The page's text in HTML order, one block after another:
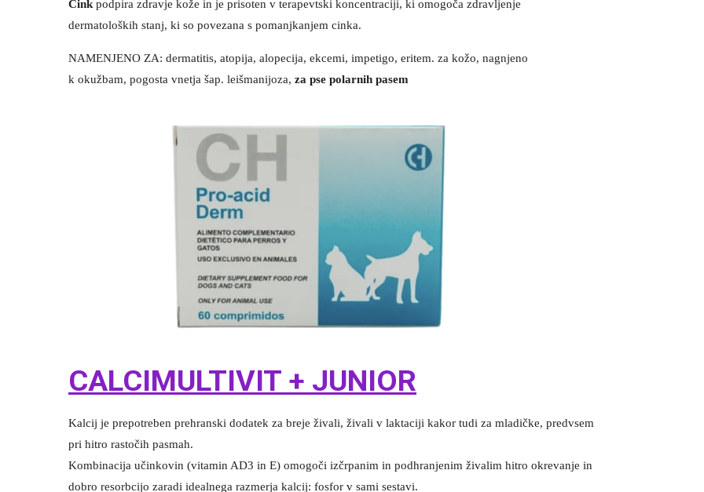
Cink podpira zdravje kože in je prisoten v terapevtski koncentraciji, ki omogoča zdravljenje
dermatoloških stanj, ki so povezana s pomanjkanjem cinka.
NAMENJENO ZA: dermatitis, atopija, alopecija, ekcemi, impetigo, eritem. za kožo, nagnjeno
k okužbam, pogosta vnetja šap. leišmanijoza, za pse polarnih pasem
CALCIMULTIVIT + JUNIOR
Kalcij je prepotreben prehranski dodatek za breje živali, živali v laktaciji kakor tudi za mladičke, predvsem
pri hitro rastočih pasmah.
Kombinacija učinkovin (vitamin AD3 in E) omogoči izčrpanim in podhranjenim živalim hitro okrevanje in
dobro resorbcijo zaradi idealnega razmerja kalcij: fosfor v sami sestavi.